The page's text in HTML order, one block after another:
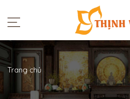
Trang chủ